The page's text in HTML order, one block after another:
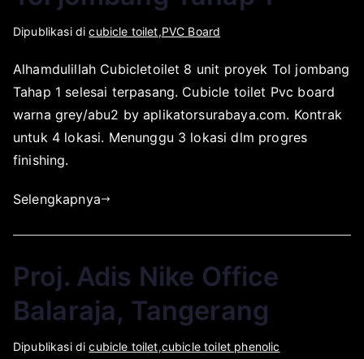
O
e
h
a
p
l
k
t
u
D
p
u
b
l
i
a
i
a
a
Dipublikasi dicubicle toilet,PVC Board
Alhamdulillah Cubicletoilet 8 unit proyek Tol jombang
Tahap 1 selesai terpasang. Cubicle toilet Pvc board
warna grey/abu2 by aplikatorsurabaya.com. Kontrak
untuk 4 lokasi. Menunggu 3 lokasi dlm progres
finishing.
Selengkapnya
Proj. Adis Nike Office
Balaraja, Tangerang
O
D
Dipublikasi dicubicle toilet,cubicle toilet phenolic